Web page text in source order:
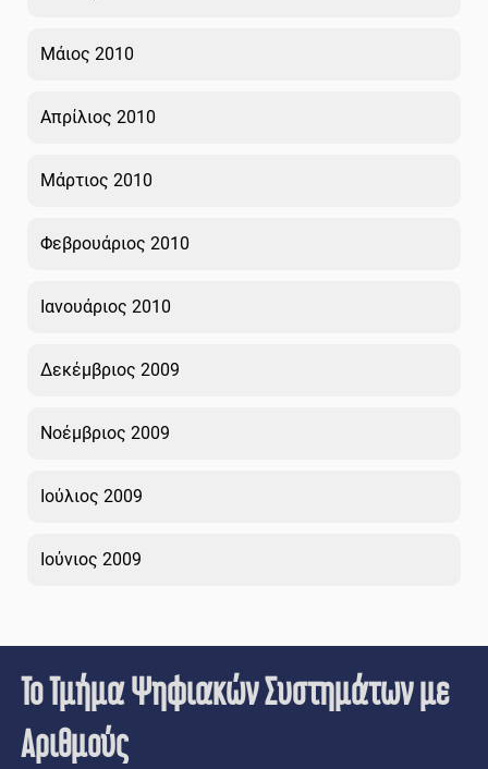
Μάιος 2010
Απρίλιος 2010
Μάρτιος 2010
Φεβρουάριος 2010
Ιανουάριος 2010
Δεκέμβριος 2009
Νοέμβριος 2009
Ιούλιος 2009
Ιούνιος 2009
Το Τμήμα Ψηφιακών Συστημάτων με
Αριθμούς